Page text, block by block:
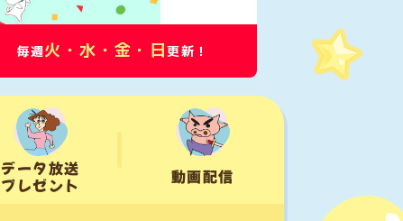
毎週火・水・金・日更新！
データ放送
プレゼント 動画配信
マツコ&有吉 かりそめ天国
M-1王者たくろうの滋賀の魅力